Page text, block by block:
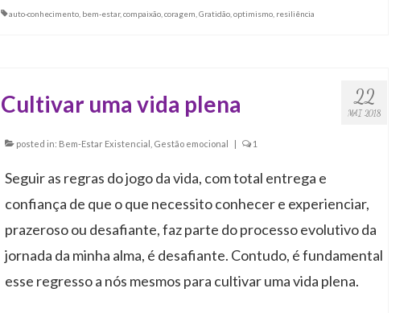
auto-conhecimento, bem-estar, compaixão, coragem Gratidão, optimismo, resiliência
22
MAI 2018
Cultivar uma vida plena
posted in: Bem-Estar Existencial Gestão emocional | 1
Seguir as regras do jogo da vida, com total entrega e
confiança de que o que necessito conhecer e experienciar,
prazeroso ou desafiante, faz parte do processo evolutivo da
jornada da minha alma, é desafiante. Contudo, é fundamental
esse regresso a nós mesmos para cultivar uma vida plena.